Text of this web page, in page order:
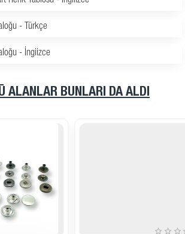
- Türkçe
- İngiizce
ALANLAR BUNLARI DA ALDI